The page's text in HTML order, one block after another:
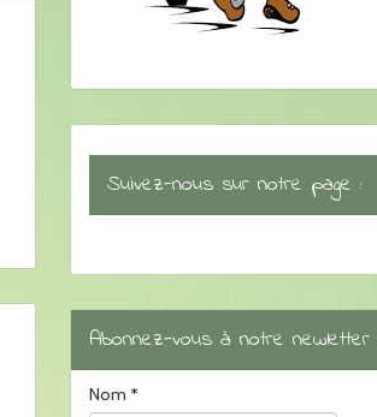
Suivez-nous sur notre page :
Abonnez-vous à notre newletter
Nom *